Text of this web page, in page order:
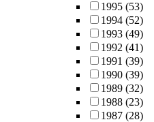
1995 (53)
1994 (52)
1993 (49)
1992 (41)
1991 (39)
1990 (39)
1989 (32)
1988 (23)
1987 (28)